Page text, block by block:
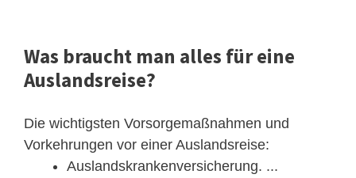
Was braucht man alles für eine
Auslandsreise?
Die wichtigsten Vorsorgemaßnahmen und
Vorkehrungen vor einer Auslandsreise:
Auslandskrankenversicherung. ...